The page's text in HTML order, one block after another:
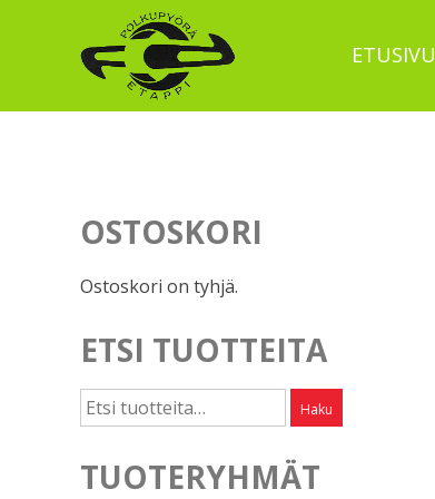
ETUSIVU
OSTOSKORI
Ostoskori on tyhjä.
ETSI TUOTTEITA
Etsi: Haku
TUOTERYHMÄT